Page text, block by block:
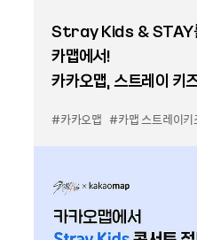
Stray Kids & STAY
카맵에서!
카카오맵, 스트레이 키
#카카오맵 #카맵 스트레이키